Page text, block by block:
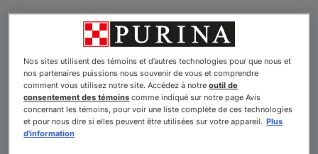
Nos sites utilisent des témoins et d’autres technologies pour que nous et
nos partenaires puissions nous souvenir de vous et comprendre
comment vous utilisez notre site. Accédez à notreoutil de
consentement des témoins comme indiqué sur notre page Avis
concernant les témoins, pour voir une liste complète de ces technologies
et pour nous dire si elles peuvent être utilisées sur votre appareil. Plus
d'information